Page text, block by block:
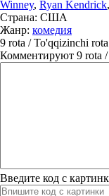
Winney, Ryan Kendrick,
Страна: США
Жанр: комедия
9 rota / To'qqizinchi
Комментируют 9 rota
Введите код с